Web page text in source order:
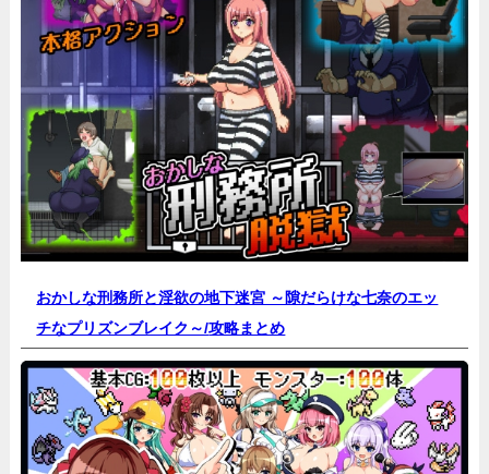
おかしな刑務所と淫欲の地下迷宮 ～隙だらけな七奈のエッ
チなプリズンブレイク～/攻略まとめ